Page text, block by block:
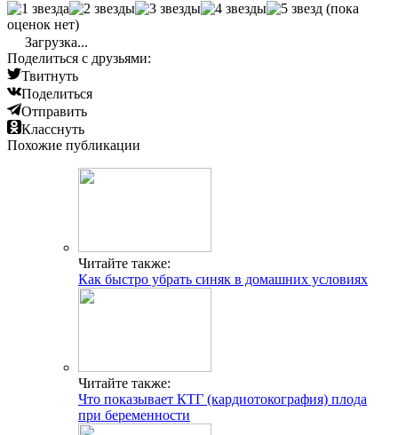
(пока
оценок нет)
Загрузка...
Поделиться с друзьями:
Твитнуть
Поделиться
Отправить
Класснуть
Похожие публикации
Читайте также:
Как быстро убрать синяк в домашних условиях
Читайте также:
Что показывает КТГ (кардиотокография) плода
при беременности